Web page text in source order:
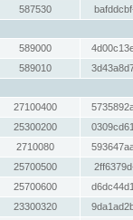
587530
589000
589010
27100400
25300200
2710080
25700500
25700600
23300320